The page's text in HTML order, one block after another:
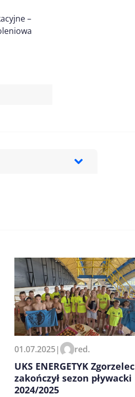
–
01.07.2025| red.
UKS ENERGETYK Zgorzelec
zakończył sezon pływacki
2024/2025